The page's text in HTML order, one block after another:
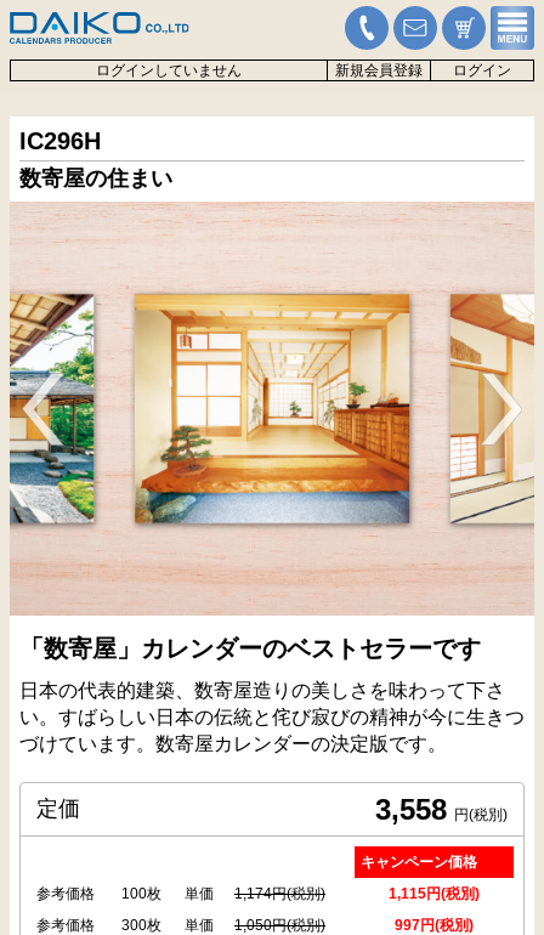
ログインしていません 新規会員登録 ログイン
IC296H
数寄屋の住まい
「数寄屋」カレンダーのベストセラーです
日本の代表的建築、数寄屋造りの美しさを味わって下さ
い。すばらしい日本の伝統と侘び寂びの精神が今に生きつ
づけています。数寄屋カレンダーの決定版です。
定価 3,558 円(税別)
キャンペーン価格
参考価格
100枚 単価 1,174円(税別)
1,115円(税別)
参考価格
300枚 単価 1,050円(税別) 997円(税別)